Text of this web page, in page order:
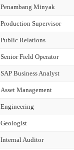
Penambang Minyak
Production Supervisor
Public Relations
Senior Field Operator
SAP Business Analyst
Asset Management
Engineering
Geologist
Internal Auditor